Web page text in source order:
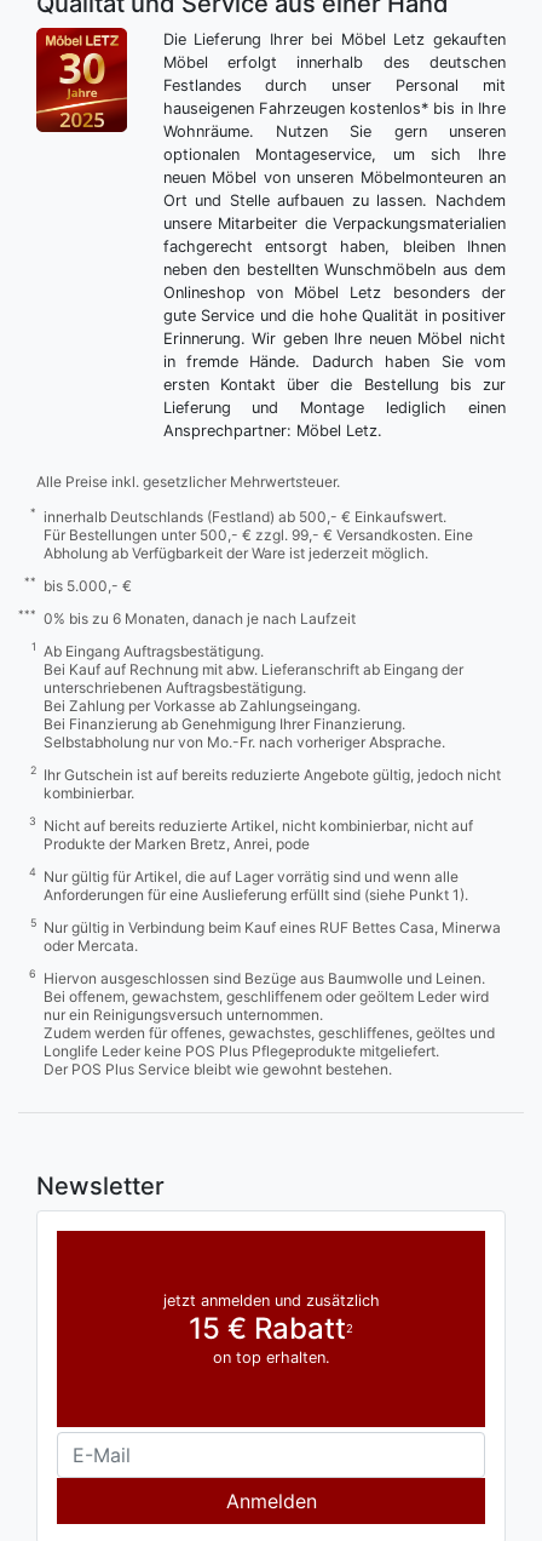
Die Lieferung Ihrer bei Möbel Letz gekauften
Möbel erfolgt innerhalb des deutschen
Festlandes durch unser Personal mit
hauseigenen Fahrzeugen kostenlos* bis in Ihre
Wohnräume. Nutzen Sie gern unseren
optionalen Montageservice, um sich Ihre
neuen Möbel von unseren Möbelmonteuren an
Ort und Stelle aufbauen zu lassen. Nachdem
unsere Mitarbeiter die Verpackungsmaterialien
fachgerecht entsorgt haben, bleiben Ihnen
neben den bestellten Wunschmöbeln aus dem
Onlineshop von Möbel Letz besonders der
gute Service und die hohe Qualität in positiver
Erinnerung. Wir geben Ihre neuen Möbel nicht
in fremde Hände. Dadurch haben Sie vom
ersten Kontakt über die Bestellung bis zur
Lieferung und Montage lediglich einen
Ansprechpartner: Möbel Letz.
Alle Preise inkl. gesetzlicher Mehrwertsteuer.
*
innerhalb Deutschlands (Festland) ab 500,- € Einkaufswert.
Für Bestellungen unter 500,- € zzgl. 99,- € Versandkosten. Eine
Abholung ab Verfügbarkeit der Ware ist jederzeit möglich.
** bis 5.000,- €
*** 0% bis zu 6 Monaten, danach je nach Laufzeit
1
Ab Eingang Auftragsbestätigung.
Bei Kauf auf Rechnung mit abw. Lieferanschrift ab Eingang der
unterschriebenen Auftragsbestätigung.
Bei Zahlung per Vorkasse ab Zahlungseingang.
Bei Finanzierung ab Genehmigung Ihrer Finanzierung.
Selbstabholung nur von Mo.-Fr. nach vorheriger Absprache.
2
Ihr Gutschein ist auf bereits reduzierte Angebote gültig, jedoch nicht
kombinierbar.
3
Nicht auf bereits reduzierte Artikel, nicht kombinierbar, nicht auf
Produkte der Marken Bretz, Anrei, pode
4
Nur gültig für Artikel, die auf Lager vorrätig sind und wenn alle
Anforderungen für eine Auslieferung erfüllt sind (siehe Punkt 1).
5
Nur gültig in Verbindung beim Kauf eines RUF Bettes Casa, Minerwa
oder Mercata.
6
Hiervon ausgeschlossen sind Bezüge aus Baumwolle und Leinen.
Bei offenem, gewachstem, geschliffenem oder geöltem Leder wird
nur ein Reinigungsversuch unternommen.
Zudem werden für offenes, gewachstes, geschliffenes, geöltes und
Longlife Leder keine POS Plus Pflegeprodukte mitgeliefert.
Der POS Plus Service bleibt wie gewohnt bestehen.
Newsletter
jetzt anmelden und zusätzlich
15 € Rabatt2
on top erhalten.
Anmelden